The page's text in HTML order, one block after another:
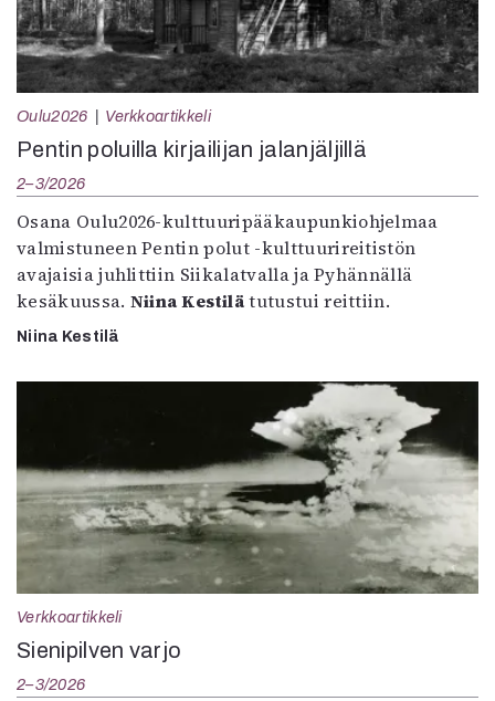
Oulu2026 Verkkoartikkeli
Pentin poluilla kirjailijan jalanjäljillä
2–3/2026
Osana Oulu2026-kulttuuripääkaupunkiohjelmaa
valmistuneen Pentin polut -kulttuurireitistön
avajaisia juhlittiin Siikalatvalla ja Pyhännällä
kesäkuussa. Niina Kestilätutustui reittiin.
Niina Kestilä
Verkkoartikkeli
Sienipilven varjo
2–3/2026